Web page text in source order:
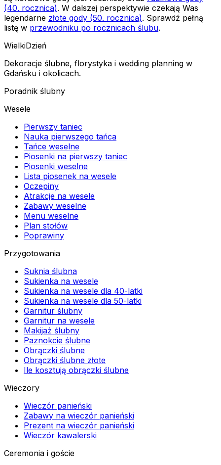
(40. rocznica). W dalszej perspektywie czekają Was
legendarne złote gody (50. rocznica). Sprawdź pełną
listę w przewodniku po rocznicach ślubu.
WielkiDzień
Dekoracje ślubne, florystyka i wedding planning w
Gdańsku i okolicach.
Poradnik ślubny
Wesele
Pierwszy taniec
Nauka pierwszego tańca
Tańce weselne
Piosenki na pierwszy taniec
Piosenki weselne
Lista piosenek na wesele
Oczepiny
Atrakcje na wesele
Zabawy weselne
Menu weselne
Plan stołów
Poprawiny
Przygotowania
Suknia ślubna
Sukienka na wesele
Sukienka na wesele dla 40-latki
Sukienka na wesele dla 50-latki
Garnitur ślubny
Garnitur na wesele
Makijaż ślubny
Paznokcie ślubne
Obrączki ślubne
Obrączki ślubne złote
Ile kosztują obrączki ślubne
Wieczory
Wieczór panieński
Zabawy na wieczór panieński
Prezent na wieczór panieński
Wieczór kawalerski
Ceremonia i goście